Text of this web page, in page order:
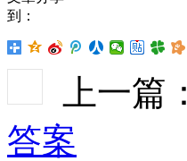
到：
上一篇：
答案